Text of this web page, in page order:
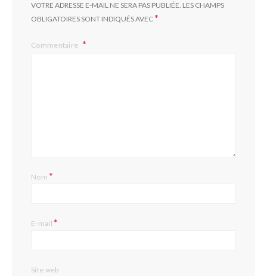
VOTRE ADRESSE E-MAIL NE SERA PAS PUBLIÉE. LES CHAMPS
OBLIGATOIRES SONT INDIQUÉS AVEC*
Commentaire
Nom*
E-mail*
Site web